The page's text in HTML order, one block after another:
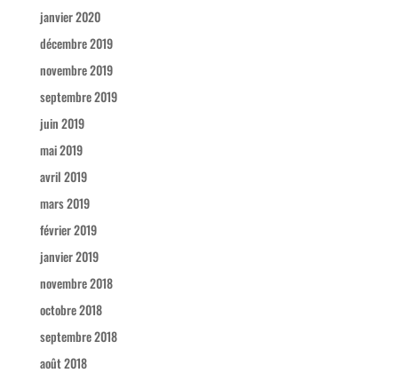
janvier 2020
décembre 2019
novembre 2019
septembre 2019
juin 2019
mai 2019
avril 2019
mars 2019
février 2019
janvier 2019
novembre 2018
octobre 2018
septembre 2018
août 2018